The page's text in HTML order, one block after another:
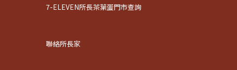
7-ELEVEN所長茶葉蛋門市查詢
聯絡所長家